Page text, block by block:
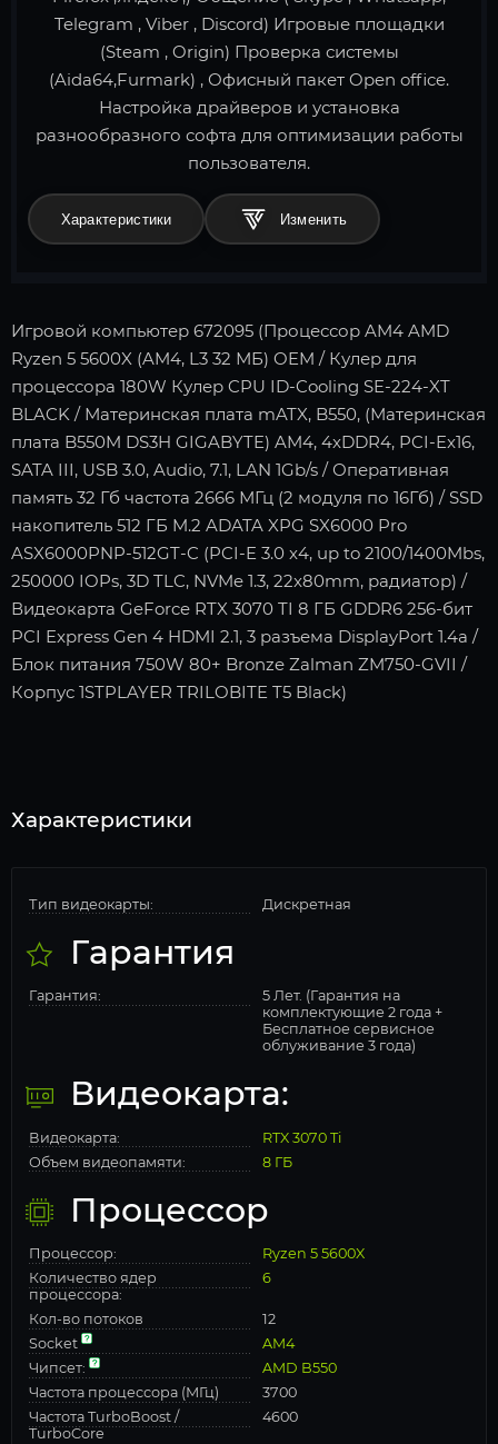
Telegram , Viber , Discord) Игровые площадки
(Steam , Origin) Проверка системы
(Aida64,Furmark) , Офисный пакет Open office.
Настройка драйверов и установка
разнообразного софта для оптимизации работы
пользователя.
Характеристики
Игровой компьютер 672095 (Процессор AM4 AMD
Ryzen 5 5600X (AM4, L3 32 МБ) OEM / Кулер для
процессора 180W Кулер CPU ID-Cooling SE-224-XT
BLACK / Материнская плата mATX, B550, (Материнская
плата B550M DS3H GIGABYTE) AM4, 4xDDR4, PCI-Ex16,
SATA III, USB 3.0, Audio, 7.1, LAN 1Gb/s / Оперативная
память 32 Гб частота 2666 МГц (2 модуля по 16Гб) / SSD
накопитель 512 ГБ M.2 ADATA XPG SX6000 Pro
ASX6000PNP-512GT-C (PCI-E 3.0 x4, up to 2100/1400Mbs,
250000 IOPs, 3D TLC, NVMe 1.3, 22x80mm, радиатор) /
Видеокарта GeForce RTX 3070 TI 8 ГБ GDDR6 256-бит
PCI Express Gen 4 HDMI 2.1, 3 разъема DisplayPort 1.4a /
Блок питания 750W 80+ Bronze Zalman ZM750-GVII /
Корпус 1STPLAYER TRILOBITE T5 Black)
Характеристики
Тип видеокарты: Дискретная
Гарантия
Гарантия:
5 Лет. (Гарантия на
комплектующие 2 года +
Бесплатное сервисное
облуживание 3 года)
Видеокарта:
Видеокарта:
RTX 3070 Ti
Объем видеопамяти:
8 ГБ
Процессор
Процессор:
Ryzen 5 5600X
Количество ядер
процессора:
6
Кол-во потоков
12
Socket
AM4
Чипсет:
AMD B550
Частота процессора (МГц)
3700
Частота TurboBoost /
TurboCore
4600